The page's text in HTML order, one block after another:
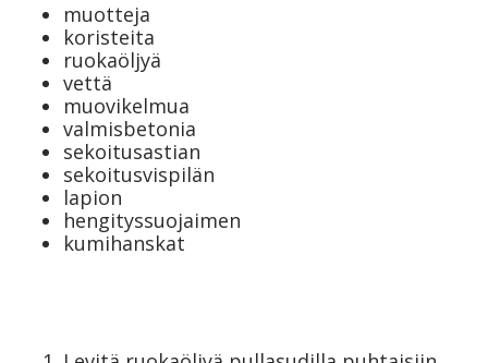
muotteja
koristeita
ruokaöljyä
vettä
muovikelmua
valmisbetonia
sekoitusastian
sekoitusvispilän
lapion
hengityssuojaimen
kumihanskat